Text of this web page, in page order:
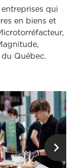
qui
en biens et
Québec.